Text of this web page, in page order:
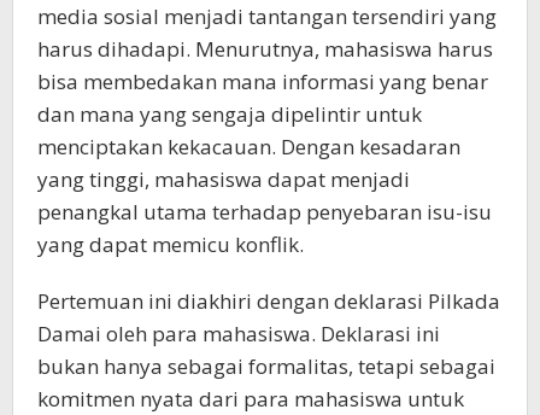
media sosial menjadi tantangan tersendiri yang
harus dihadapi. Menurutnya, mahasiswa harus
bisa membedakan mana informasi yang benar
dan mana yang sengaja dipelintir untuk
menciptakan kekacauan. Dengan kesadaran
yang tinggi, mahasiswa dapat menjadi
penangkal utama terhadap penyebaran isu-isu
yang dapat memicu konflik.
Pertemuan ini diakhiri dengan deklarasi Pilkada
Damai oleh para mahasiswa. Deklarasi ini
bukan hanya sebagai formalitas, tetapi sebagai
komitmen nyata dari para mahasiswa untuk